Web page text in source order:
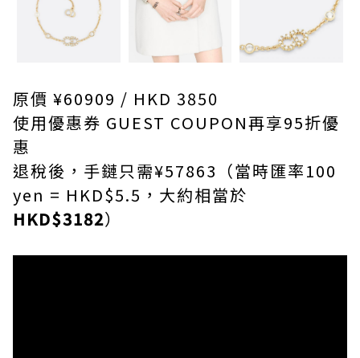
原價 ¥60909 / HKD 3850
使用優惠券 GUEST COUPON再享95折優
惠
退稅後，手鏈只需¥57863（當時匯率100
yen = HKD$5.5，大約相當於
HKD$3182）